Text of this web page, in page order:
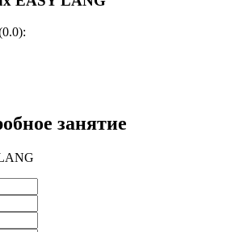
занятие